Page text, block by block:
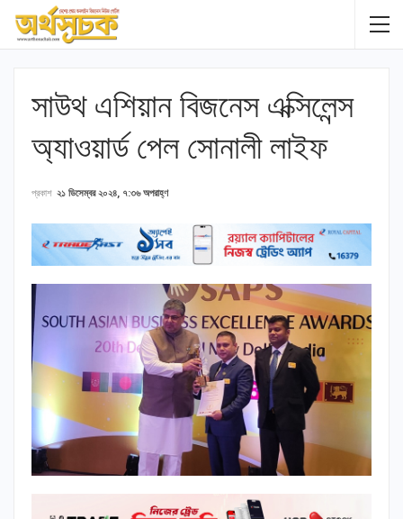
সাউথ এশিয়ান বিজনেস এক্সিলেন্স
অ্যাওয়ার্ড পেল সোনালী লাইফ
প্রকাশ ২১ ডিসেম্বর ২০২৪, ৭:৩৬ অপরাহ্ণ